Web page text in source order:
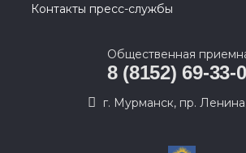
Контакты пресс-службы
Общественная
8 (8152) 69-33-
г. Мурманск, пр.